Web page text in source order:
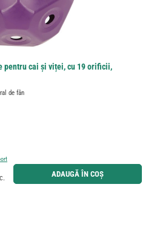
pentru cai și viței, cu 19 orificii,
de fân
sau utilizați butoanele pentru a mări sau micșora
ADAUGĂ ÎN COȘ